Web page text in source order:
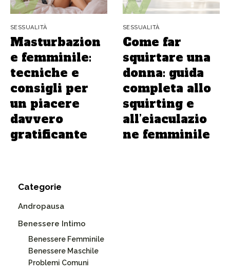
SESSUALITÀ
Masturbazion
e femminile:
tecniche e
consigli per
un piacere
davvero
gratificante
SESSUALITÀ
Come far
squirtare una
donna: guida
completa allo
squirting e
all’eiaculazio
ne femminile
Categorie
Andropausa
Benessere Intimo
Benessere Femminile
Benessere Maschile
Problemi Comuni